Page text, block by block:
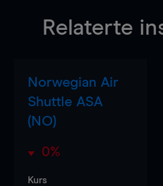
Relaterte
Norwegian Air
Shuttle ASA
(NO)
0%
Kurs